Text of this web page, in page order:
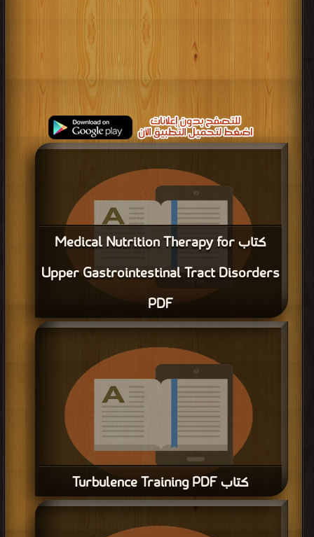
كتاب Medical Nutrition Therapy for
Upper Gastrointestinal Tract Disorders
PDF
قراءة و تحميل كتاب كتاب Medical Nutrition Therapy for Upper
Gastrointestinal Tract Disorders PDF مجانا | مكتبة >
مرة/مرات
كتاب Turbulence Training PDF
قراءة و تحميل كتاب كتاب Turbulence Training PDF مجانا | مكتبة >
كتب في
موقع| التحميل : مرة/مرات